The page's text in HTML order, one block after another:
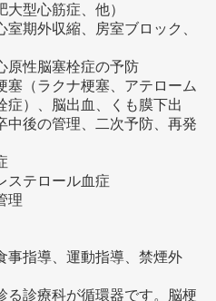
大型心筋症、他）
室期外収縮、房室ブロック、
原性脳塞栓症の予防
塞（ラクナ梗塞、アテローム
症）、脳出血、くも膜下出
中後の管理、二次予防、再発
ステロール血症
理
事指導、運動指導、禁煙外
る診療科が循環器です。脳梗